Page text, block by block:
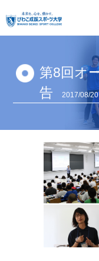
第8回オ
告
2017/08/20